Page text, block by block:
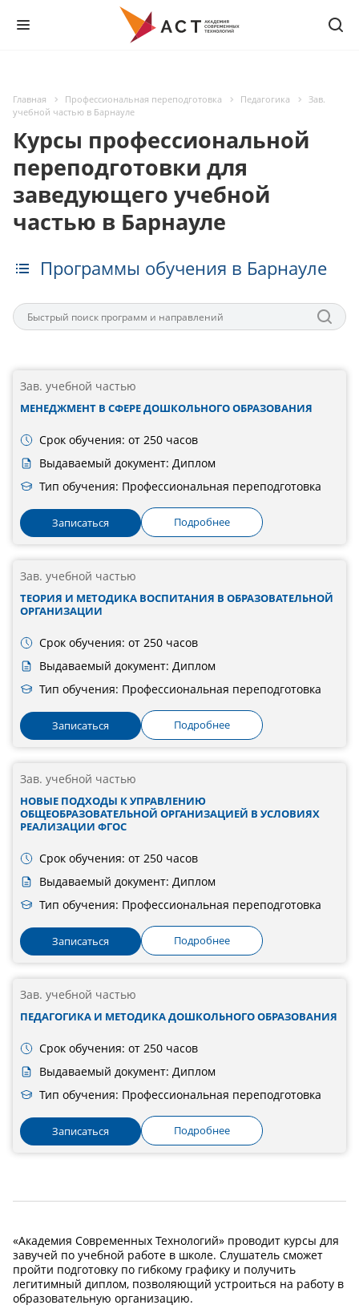
Главная Профессиональная переподготовка Педагогика
Зав.
учебной частью в Барнауле
Курсы профессиональной
переподготовки для
заведующего учебной
частью в Барнауле
Программы обучения в Барнауле
Зав. учебной частью
МЕНЕДЖМЕНТ В СФЕРЕ ДОШКОЛЬНОГО ОБРАЗОВАНИЯ
Срок обучения: от 250 часов
Выдаваемый документ: Диплом
Тип обучения: Профессиональная переподготовка
Записаться Подробнее
Зав. учебной частью
ТЕОРИЯ И МЕТОДИКА ВОСПИТАНИЯ В ОБРАЗОВАТЕЛЬНОЙ
ОРГАНИЗАЦИИ
Срок обучения: от 250 часов
Выдаваемый документ: Диплом
Тип обучения: Профессиональная переподготовка
Записаться Подробнее
Зав. учебной частью
НОВЫЕ ПОДХОДЫ К УПРАВЛЕНИЮ
ОБЩЕОБРАЗОВАТЕЛЬНОЙ ОРГАНИЗАЦИЕЙ В УСЛОВИЯХ
РЕАЛИЗАЦИИ ФГОС
Срок обучения: от 250 часов
Выдаваемый документ: Диплом
Тип обучения: Профессиональная переподготовка
Записаться Подробнее
Зав. учебной частью
ПЕДАГОГИКА И МЕТОДИКА ДОШКОЛЬНОГО ОБРАЗОВАНИЯ
Срок обучения: от 250 часов
Выдаваемый документ: Диплом
Тип обучения: Профессиональная переподготовка
Записаться Подробнее
«Академия Современных Технологий» проводит курсы для
завучей по учебной работе в школе. Слушатель сможет
пройти подготовку по гибкому графику и получить
легитимный диплом, позволяющий устроиться на работу в
образовательную организацию.